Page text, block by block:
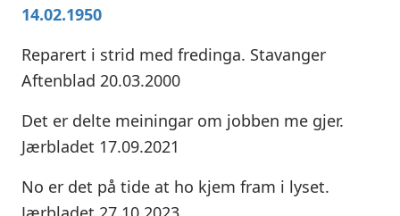
14.02.1950
Reparert i strid med fredinga. Stavanger
Aftenblad 20.03.2000
Det er delte meiningar om jobben me gjer.
Jærbladet 17.09.2021
No er det på tide at ho kjem fram i lyset.